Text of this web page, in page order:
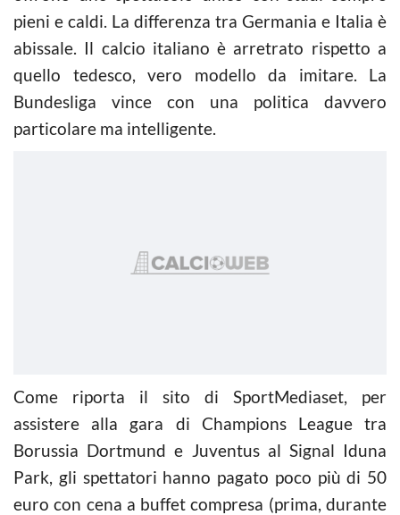
pieni e caldi. La differenza tra Germania e Italia è
abissale. Il calcio italiano è arretrato rispetto a
quello tedesco, vero modello da imitare. La
Bundesliga vince con una politica davvero
particolare ma intelligente.
Come riporta il sito di SportMediaset, per
assistere alla gara di Champions League tra
Borussia Dortmund e Juventus al Signal Iduna
Park, gli spettatori hanno pagato poco più di 50
euro con cena a buffet compresa (prima, durante